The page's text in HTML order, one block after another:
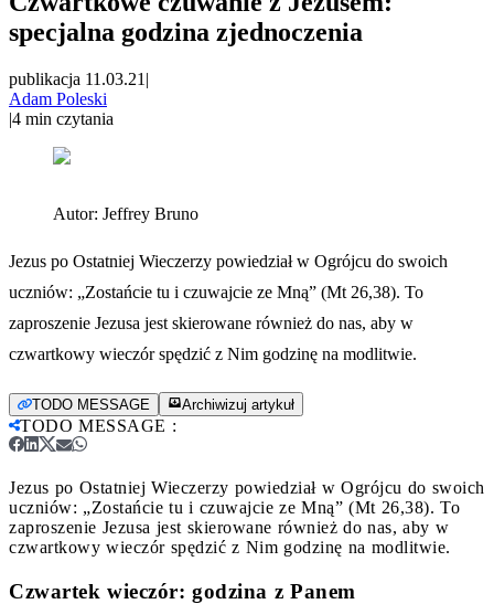
specjalna godzina zjednoczenia
publikacja 11.03.21 |
Adam Poleski
|4 min czytania
Autor: Jeffrey Bruno
Jezus po Ostatniej Wieczerzy powiedział w Ogrójcu do swoich
uczniów: „Zostańcie tu i czuwajcie ze Mną” (Mt 26,38). To
zaproszenie Jezusa jest skierowane również do nas, aby w
czwartkowy wieczór spędzić z Nim godzinę na modlitwie.
TODO MESSAGE Archiwizuj artykuł
TODO MESSAGE :
Jezus po Ostatniej Wieczerzy powiedział w Ogrójcu do swoich
uczniów: „Zostańcie tu i czuwajcie ze Mną” (Mt 26,38). To
zaproszenie Jezusa jest skierowane również do nas, aby w
czwartkowy wieczór spędzić z Nim godzinę na modlitwie.
Czwartek wieczór: godzina z Panem